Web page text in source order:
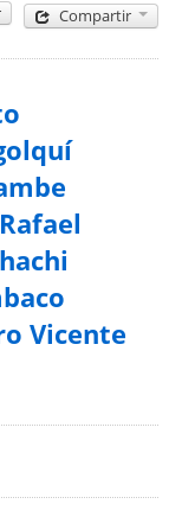
Compartir
Vicente